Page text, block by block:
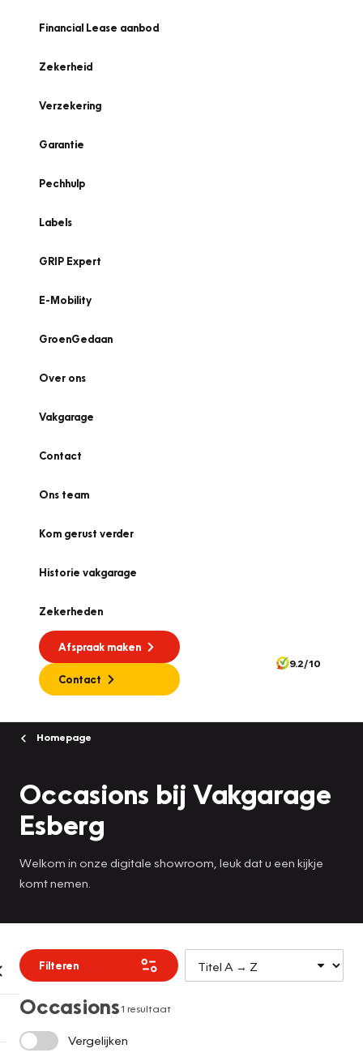
Financial Lease aanbod
Zekerheid
Verzekering
Garantie
Pechhulp
Labels
GRIP Expert
E-Mobility
GroenGedaan
Over ons
Vakgarage
Contact
Ons team
Kom gerust verder
Historie vakgarage
Zekerheden
Afspraak maken
Contact
9.2/10
Homepage
Occasions bij Vakgarage
Esberg
Welkom in onze digitale showroom, leuk dat u een kijkje
komt nemen.
Filteren
Occasions1 resultaat
Vergelijken